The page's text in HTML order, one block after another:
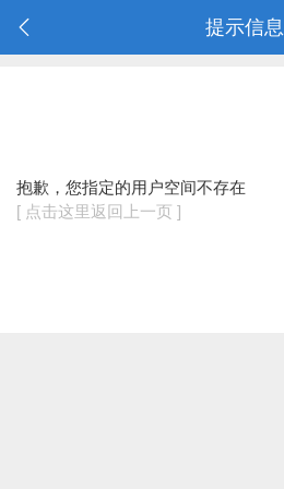
提示信息
抱歉，您指定的用户空间不存在
[ 点击这里返回上一页 ]